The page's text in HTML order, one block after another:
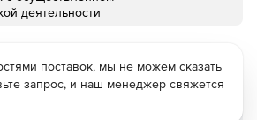
деятельности
поставок, мы не можем сказать
запрос, и наш менеджер свяжется